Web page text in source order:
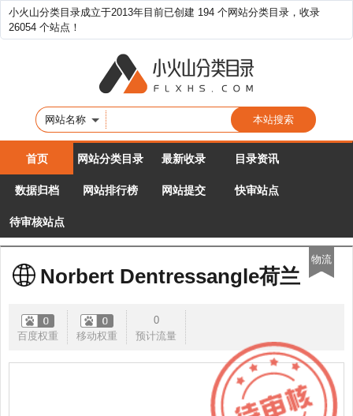
小火山分类目录成立于2013年目前已创建 194 个网站分类目录，收录
26054 个站点！
网站名称
首页 网站分类目录 最新收录 目录资讯
数据归档 网站排行榜 网站提交 快审站点
待审核站点
Norbert Dentressangle荷兰
百度权重 移动权重
0
预计流量
物流